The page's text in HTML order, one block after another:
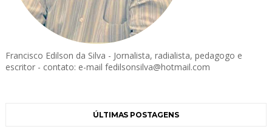
Francisco Edilson da Silva - Jornalista, radialista, pedagogo e
escritor - contato: e-mail fedilsonsilva@hotmail.com
ÚLTIMAS POSTAGENS